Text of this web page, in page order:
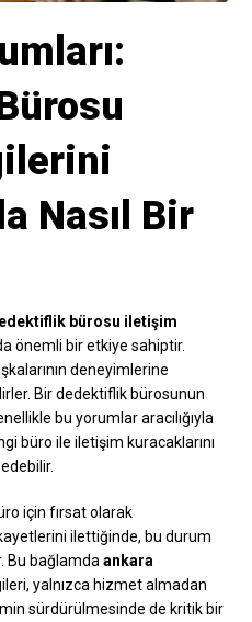
Nasıl Bir
bürosu iletişim
önemli bir etkiye sahiptir.
deneyimlerine
Bir dedektiflik bürosunun
bu yorumlar aracılığıyla
büro ile iletişim kuracaklarını
için fırsat olarak
ilettiğinde, bu durum
Bu bağlamdaankara
yalnızca hizmet almadan
sürdürülmesinde de kritik bir